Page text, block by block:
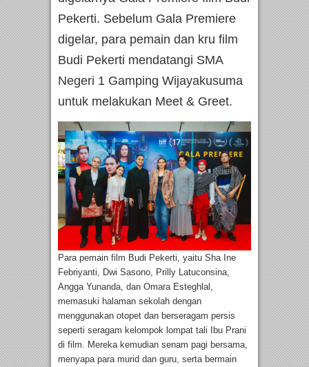
Pekerti. Sebelum Gala Premiere
digelar, para pemain dan kru film
Budi Pekerti mendatangi SMA
Negeri 1 Gamping Wijayakusuma
untuk melakukan Meet & Greet.
Para pemain film Budi Pekerti, yaitu Sha Ine
Febriyanti, Dwi Sasono, Prilly Latuconsina,
Angga Yunanda, dan Omara Esteghlal,
memasuki halaman sekolah dengan
menggunakan otopet dan berseragam persis
seperti seragam kelompok lompat tali Ibu Prani
di film. Mereka kemudian senam pagi bersama,
menyapa para murid dan guru, serta bermain